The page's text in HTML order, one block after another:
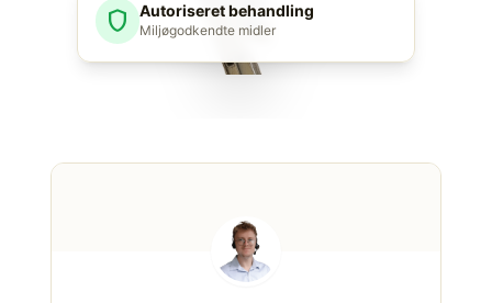
shield Autoriseret behandling
Miljøgodkendte midler